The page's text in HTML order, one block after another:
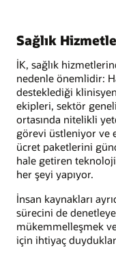
Sağlık
İK, sağlık
nedenle önemlidir:
desteklediği
ekipleri, sektör
ortasında nitelikli
görevi üstleniyor ve
ücret paketlerini
hale getiren
her şeyi yapıyor.
İnsan kaynakları
sürecini de
mükemmelleşmek
için ihtiyaç